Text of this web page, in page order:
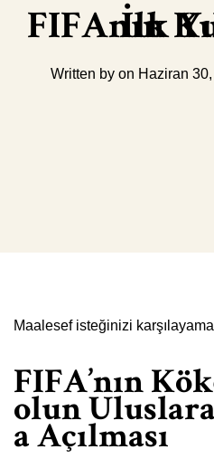
FIFAnın
Written by on Haziran
Maalesef isteğinizi
FIFA’nın
olun
a Açılması